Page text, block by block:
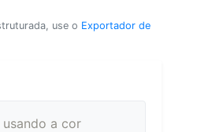
use o Exportador de
a cor